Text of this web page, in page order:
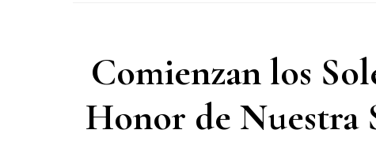
Comienzan los
Honor de Nuestra